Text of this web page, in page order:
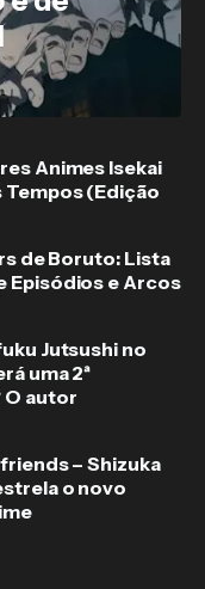
Animes Isekai
Tempos (Edição
de Boruto: Lista
Episódios e Arcos
Jutsushi no
uma 2ª
autor
– Shizuka
o novo